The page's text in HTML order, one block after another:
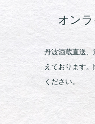
オン
丹波酒蔵直送
えております
ください。